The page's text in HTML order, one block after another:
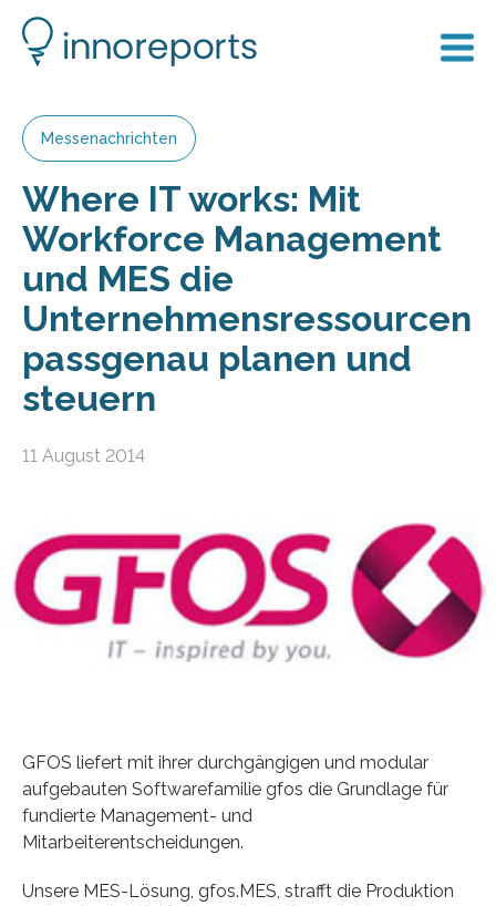
Messenachrichten
Where IT works: Mit
Workforce Management
und MES die
Unternehmensressourcen
passgenau planen und
steuern
11 August 2014
GFOS liefert mit ihrer durchgängigen und modular
aufgebauten Softwarefamilie gfos die Grundlage für
fundierte Management- und
Mitarbeiterentscheidungen.
Unsere MES-Lösung, gfos.MES, strafft die Produktion